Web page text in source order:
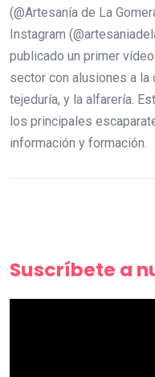
(@Artesanía de La
Instagram
publicado un primer
sector con alusiones a la
tejeduría, y la alfarería.
los principales
información y formación.
Suscríbete a